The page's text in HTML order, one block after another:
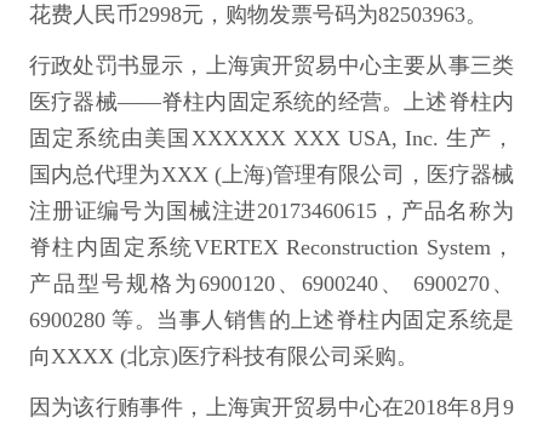
花费人民币2998元，购物发票号码为82503963。
行政处罚书显示，上海寅开贸易中心主要从事三类
医疗器械——脊柱内固定系统的经营。上述脊柱内
固定系统由美国XXXXXX XXX USA, Inc. 生产，
国内总代理为XXX (上海)管理有限公司，医疗器械
注册证编号为国械注进20173460615，产品名称为
脊柱内固定系统VERTEX Reconstruction System，
产品型号规格为6900120、6900240、 6900270、
6900280 等。当事人销售的上述脊柱内固定系统是
向XXXX (北京)医疗科技有限公司采购。
因为该行贿事件，上海寅开贸易中心在2018年8月9